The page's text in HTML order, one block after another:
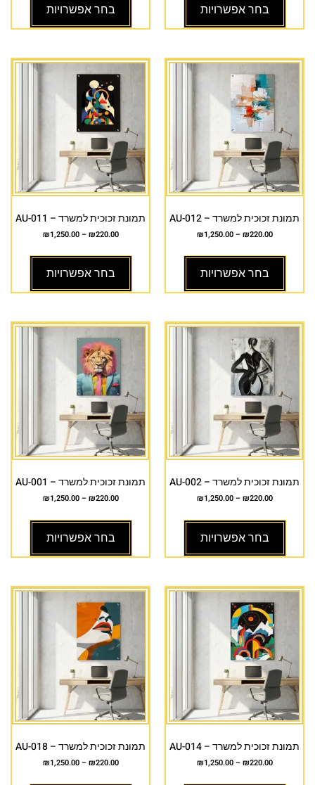
בחר אפשרויות בחר אפשרויות
תמונת זכוכית למשרד – AU-012
₪220.00
–
₪1,250.00
בחר אפשרויות
תמונת זכוכית למשרד – AU-011
₪220.00
–
₪1,250.00
בחר אפשרויות
תמונת זכוכית למשרד – AU-002
₪220.00
–
₪1,250.00
בחר אפשרויות
תמונת זכוכית למשרד – AU-001
₪220.00
–
₪1,250.00
בחר אפשרויות
תמונת זכוכית למשרד – AU-014
₪220.00
–
₪1,250.00
תמונת זכוכית למשרד – AU-018
₪220.00
–
₪1,250.00